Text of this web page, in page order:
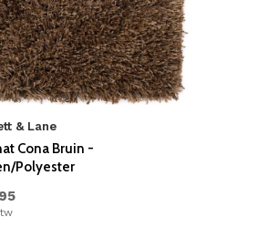
& Lane
Cona Bruin -
Polyester